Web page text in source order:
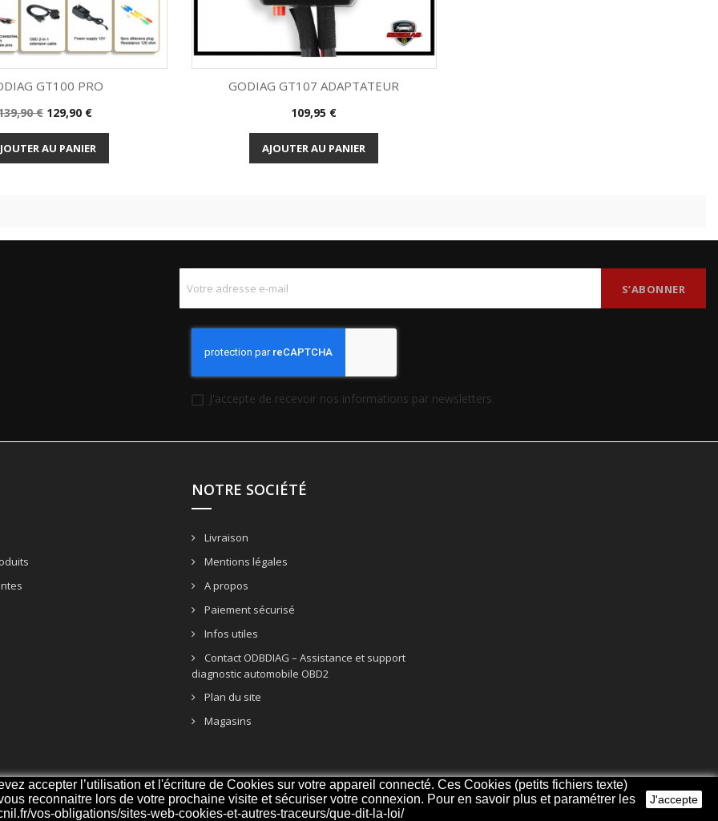
Aperçu rapide
GT100 PRO
€ Prix
129,90 €
AU PANIER
Aperçu rapide
GODIAG GT107 ADAPTATEUR
Prix
109,95 €
AJOUTER AU PANIER
J'accepte de recevoir nos informations par newsletters.
NOTRE SOCIÉTÉ
Livraison
Mentions légales
A propos
Paiement sécurisé
Infos utiles
Contact ODBDIAG – Assistance et support
diagnostic automobile OBD2
Plan du site
Magasins
accepter l’utilisation et l'écriture de Cookies sur votre appareil connecté. Ces Cookies (petits fichiers texte)
reconnaitre lors de votre prochaine visite et sécuriser votre connexion. Pour en savoir plus et paramétrer les
vos-obligations/sites-web-cookies-et-autres-traceurs/que-dit-la-loi/
J'accepte